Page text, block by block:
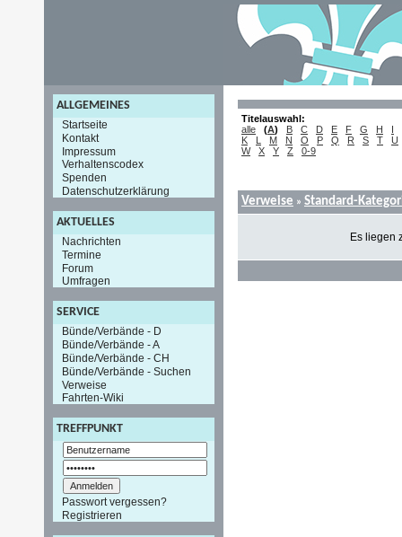
ALLGEMEINES
Startseite
Kontakt
Impressum
Verhaltenscodex
Spenden
Datenschutzerklärung
AKTUELLES
Nachrichten
Termine
Forum
Umfragen
SERVICE
Bünde/Verbände - D
Bünde/Verbände - A
Bünde/Verbände - CH
Bünde/Verbände - Suchen
Verweise
Fahrten-Wiki
TREFFPUNKT
Passwort vergessen?
Registrieren
Titelauswahl:
alle
(A) B C D E F G H
I
K
L M N O P Q R S T
U
W
X Y Z 0-9
Verweise » Standard-
Es liegen